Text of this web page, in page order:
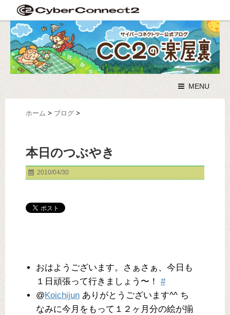
MENU
ホーム > ブログ >
本日のつぶやき
2010/04/30
おはようございます。さぁさぁ、今日も
１日頑張って行きましょう〜！ #
@Koichijun ありがとうございます^^ ち
なみに今月をもって１２ヶ月分の絵が揃